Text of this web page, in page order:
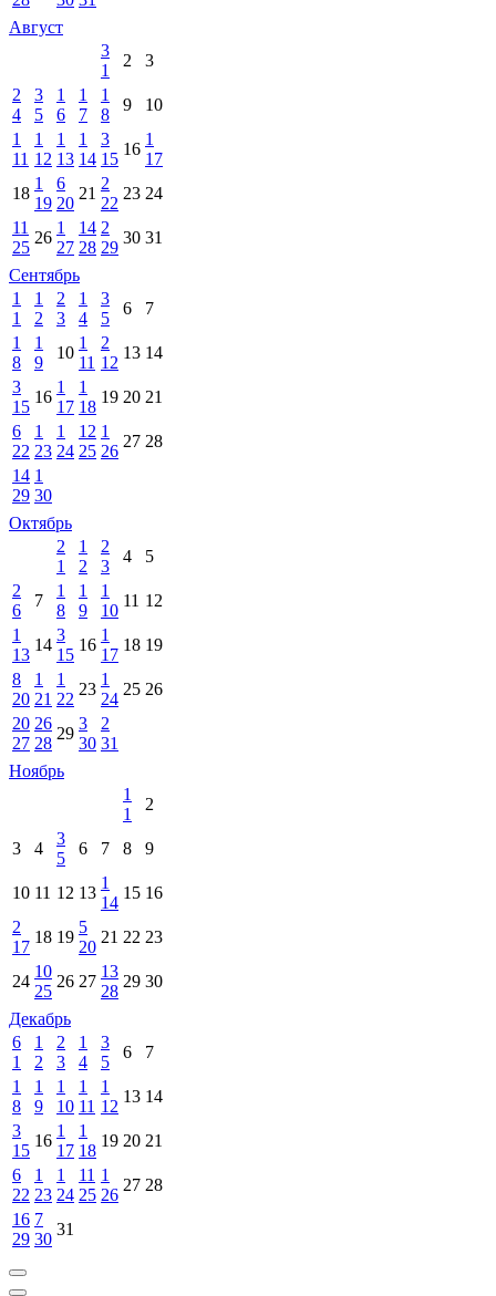
Август
3
1
2
3
2
4
3
5
1
6
1
7
1
8
9
10
1
11
1
12
1
13
1
14
3
15
16
1
17
18
1
19
6
20
21
2
22
23 24
11
25
26
1
27
14
28
2
29
30 31
Сентябрь
1
1
1
2
2
3
1
4
3
5
6
7
1
8
1
9
10
1
11
2
12
13 14
3
15
16
1
17
1
18
19 20 21
6
22
1
23
1
24
12
25
1
26
27 28
14
29
1
30
Октябрь
2
1
1
2
2
3
4
5
2
6
7
1
8
1
9
1
10
11 12
1
13
14
3
15
16
1
17
18 19
8
20
1
21
1
22
23
1
24
25 26
20
27
26
28
29
3
30
2
31
Ноябрь
1
1
2
3 4
3
5
6 7 8 9
10 11 12 13
1
14
15 16
2
17
18 19
5
20
21 22 23
24
10
25
26 27
13
28
29 30
Декабрь
6
1
1
2
2
3
1
4
3
5
6
7
1
8
1
9
1
10
1
11
1
12
13 14
3
15
16
1
17
1
18
19 20 21
6
22
1
23
1
24
11
25
1
26
27 28
16
29
7
30
31